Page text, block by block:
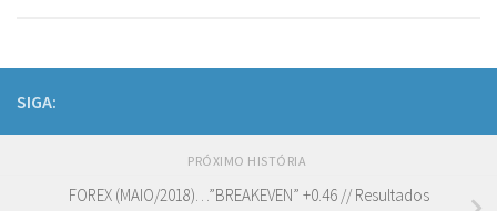
SIGA:
PRÓXIMO HISTÓRIA
FOREX (MAIO/2018)…”BREAKEVEN” +0.46 // Resultados